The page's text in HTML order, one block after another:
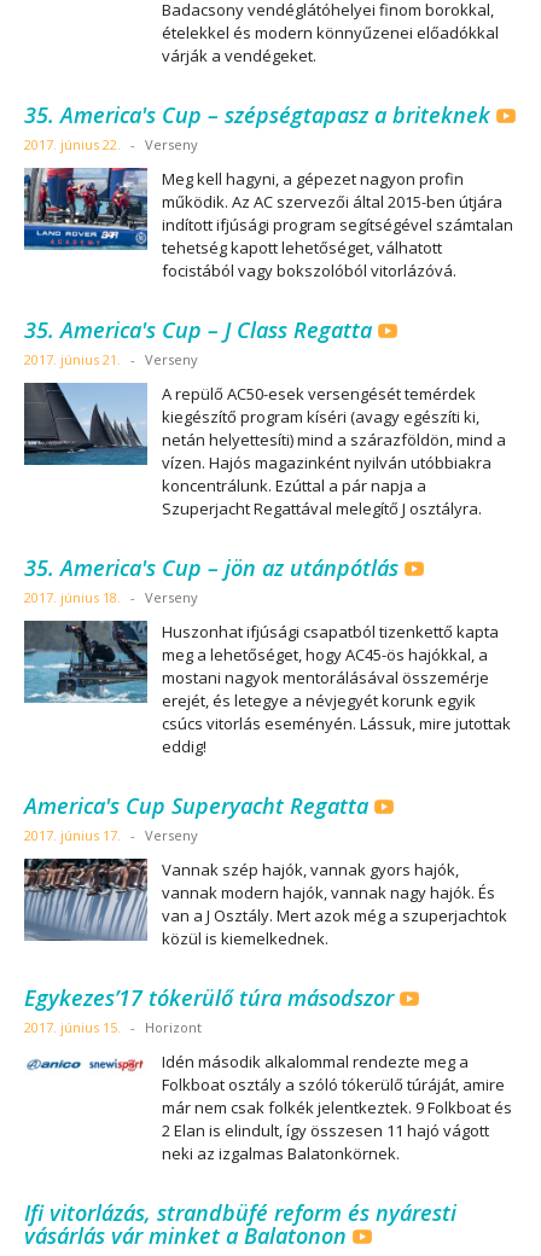
Badacsony vendéglátóhelyei finom borokkal,
ételekkel és modern könnyűzenei előadókkal
várják a vendégeket.
35. America's Cup – szépségtapasz a briteknek
2017. június 22. - Verseny
Meg kell hagyni, a gépezet nagyon profin
működik. Az AC szervezői által 2015-ben útjára
indított ifjúsági program segítségével számtalan
tehetség kapott lehetőséget, válhatott
focistából vagy bokszolóból vitorlázóvá.
35. America's Cup – J Class Regatta
2017. június 21. - Verseny
A repülő AC50-esek versengését temérdek
kiegészítő program kíséri (avagy egészíti ki,
netán helyettesíti) mind a szárazföldön, mind a
vízen. Hajós magazinként nyilván utóbbiakra
koncentrálunk. Ezúttal a pár napja a
Szuperjacht Regattával melegítő J osztályra.
35. America's Cup – jön az utánpótlás
2017. június 18. - Verseny
Huszonhat ifjúsági csapatból tizenkettő kapta
meg a lehetőséget, hogy AC45-ös hajókkal, a
mostani nagyok mentorálásával összemérje
erejét, és letegye a névjegyét korunk egyik
csúcs vitorlás eseményén. Lássuk, mire jutottak
eddig!
America's Cup Superyacht Regatta
2017. június 17. - Verseny
Vannak szép hajók, vannak gyors hajók,
vannak modern hajók, vannak nagy hajók. És
van a J Osztály. Mert azok még a szuperjachtok
közül is kiemelkednek.
Egykezes’17 tókerülő túra másodszor
2017. június 15. - Horizont
Idén második alkalommal rendezte meg a
Folkboat osztály a szóló tókerülő túráját, amire
már nem csak folkék jelentkeztek. 9 Folkboat és
2 Elan is elindult, így összesen 11 hajó vágott
neki az izgalmas Balatonkörnek.
Ifi vitorlázás, strandbüfé reform és nyáresti
vásárlás vár minket a Balatonon